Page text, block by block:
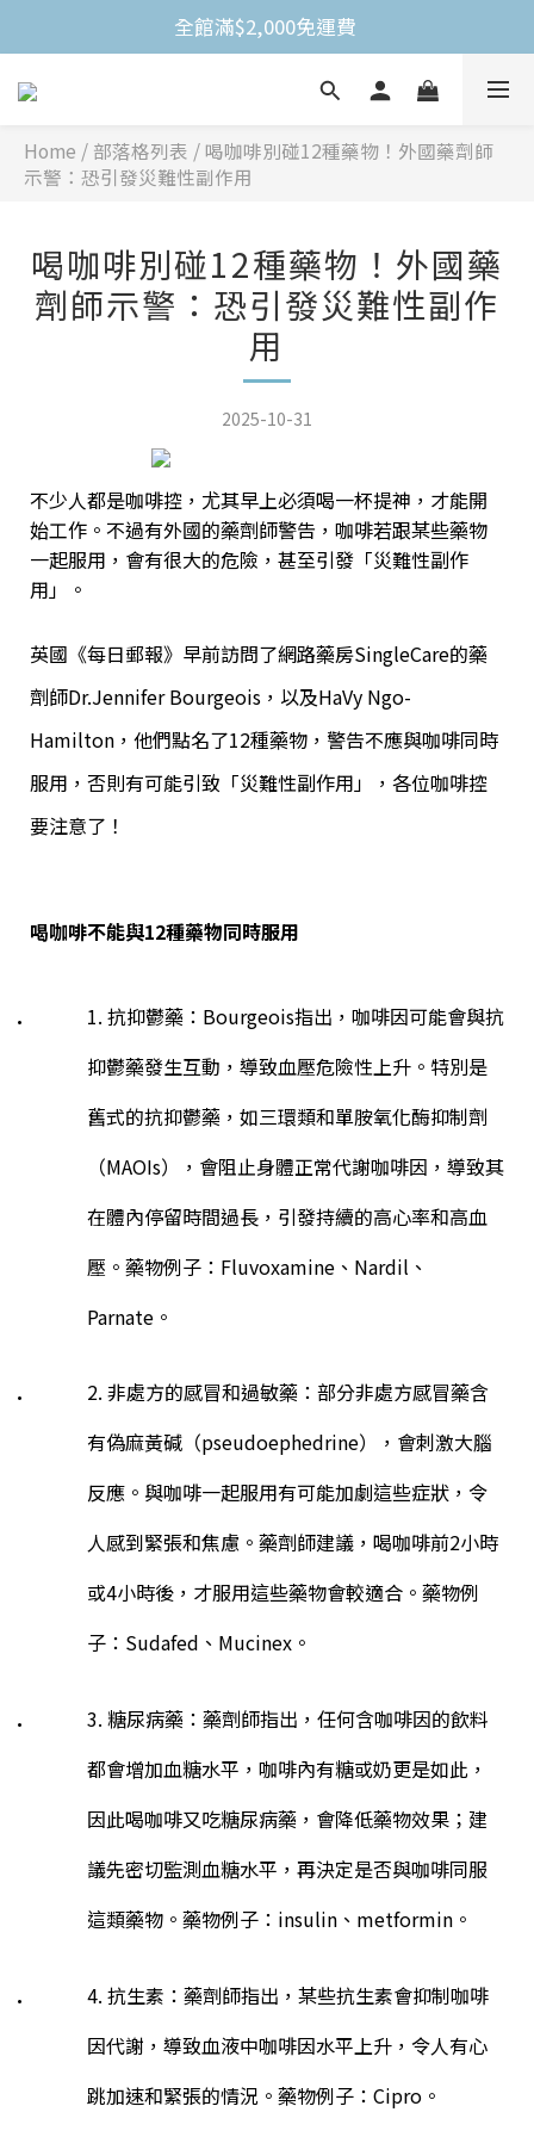
全館滿$2,000免運費
Home / 部落格列表 /喝咖啡別碰12種藥物！外國藥劑師
示警：恐引發災難性副作用
喝咖啡別碰12種藥物！外國藥
劑師示警：恐引發災難性副作
用
2025-10-31
不少人都是咖啡控，尤其早上必須喝一杯提神，才能開
始工作。不過有外國的藥劑師警告，咖啡若跟某些藥物
一起服用，會有很大的危險，甚至引發「災難性副作
用」。
英國《每日郵報》早前訪問了網路藥房SingleCare的藥
劑師Dr.Jennifer Bourgeois ，以及HaVy Ngo-
Hamilton ，他們點名了12種藥物，警告不應與咖啡同時
服用，否則有可能引致「災難性副作用」，各位咖啡控
要注意了！
喝咖啡不能與12種藥物同時服用
1. 抗抑鬱藥：Bourgeois指出，咖啡因可能會與抗
抑鬱藥發生互動，導致血壓危險性上升。特別是
舊式的抗抑鬱藥，如三環類和單胺氧化酶抑制劑
（MAOIs），會阻止身體正常代謝咖啡因，導致其
在體內停留時間過長，引發持續的高心率和高血
壓。藥物例子： Fluvoxamine 、 Nardil 、
Parnate 。
2. 非處方的感冒和過敏藥：部分非處方感冒藥含
有偽麻黃碱（pseudoephedrine），會刺激大腦
反應。與咖啡一起服用有可能加劇這些症狀，令
人感到緊張和焦慮。藥劑師建議，喝咖啡前2小時
或4小時後，才服用這些藥物會較適合。藥物例
子： Sudafed 、 Mucinex 。
3. 糖尿病藥：藥劑師指出，任何含咖啡因的飲料
都會增加血糖水平，咖啡內有糖或奶更是如此，
因此喝咖啡又吃糖尿病藥，會降低藥物效果；建
議先密切監測血糖水平，再決定是否與咖啡同服
這類藥物。藥物例子： insulin 、 metformin 。
4. 抗生素：藥劑師指出，某些抗生素會抑制咖啡
因代謝，導致血液中咖啡因水平上升，令人有心
跳加速和緊張的情況。藥物例子： Cipro 。